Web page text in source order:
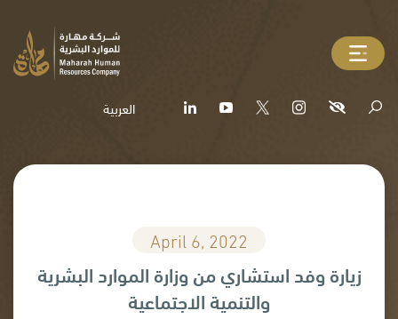
العربية
April 6, 2022
زيارة وفد استشاري من وزارة الموارد البشرية
والتنمية الاجتماعية